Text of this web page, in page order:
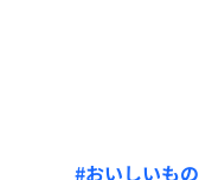
#おいしいもの